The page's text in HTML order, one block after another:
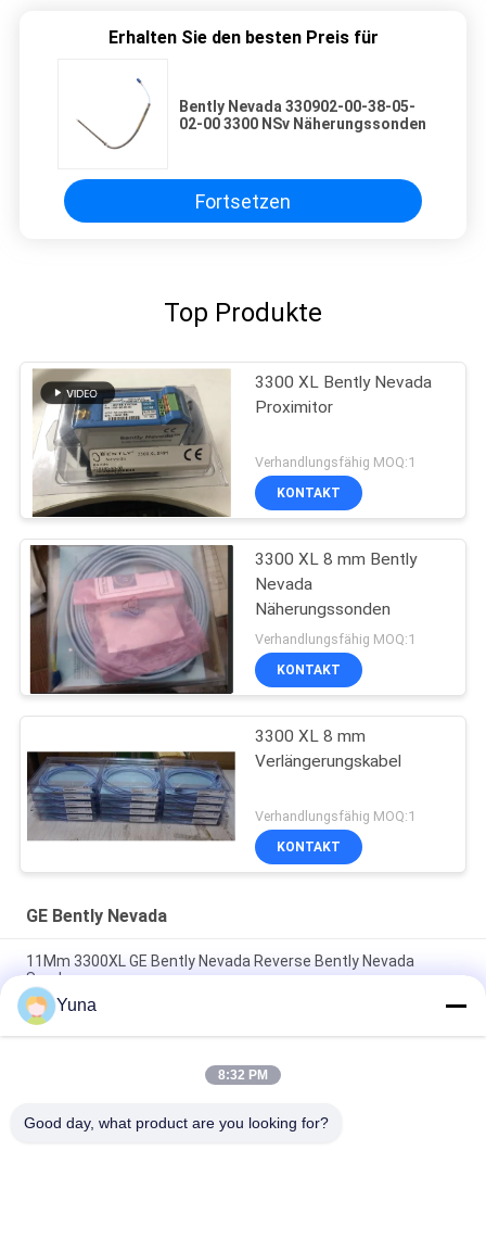
Erhalten Sie den besten Preis für
Bently Nevada 330902-00-38-05-
02-00 3300 NSv Näherungssonden
Fortsetzen
Top Produkte
3300 XL Bently Nevada
Proximitor
Verhandlungsfähig MOQ:1
KONTAKT
3300 XL 8 mm Bently
Nevada
Näherungssonden
Verhandlungsfähig MOQ:1
KONTAKT
3300 XL 8 mm
Verlängerungskabel
Verhandlungsfähig MOQ:1
KONTAKT
GE Bently Nevada
11Mm 3300XL GE Bently Nevada Reverse Bently Nevada
Sonde
50 mm 3300XL Bently Nevada Näherungssonde 330709-000-
050-10-02-00
8.0 Meter 3300 XL 11Mm GE Bently Nevada Vibrationssonde
Yuna
8:32 PM
Good day, what product are you looking for?